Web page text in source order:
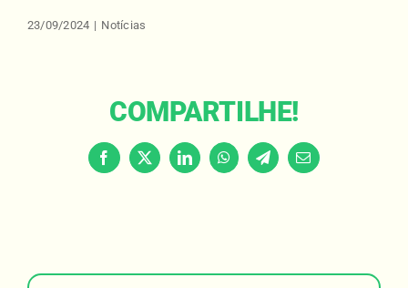
23/09/2024 | Notícias
COMPARTILHE!
Facebook
X LinkedInWhatsAppTelegramEmail